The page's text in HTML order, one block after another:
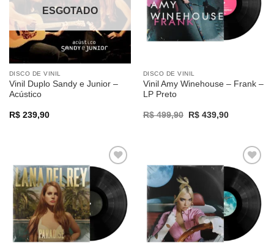
ESGOTADO
DISCO DE VINIL
Vinil Duplo Sandy e Junior –
Acústico
R$239,90
DISCO DE VINIL
Vinil Amy Winehouse – Frank –
LP Preto
R$499,90
Original
R$439,90Current
Adicionar
a lista de
desejos
Adicionar
a lista de
desejos